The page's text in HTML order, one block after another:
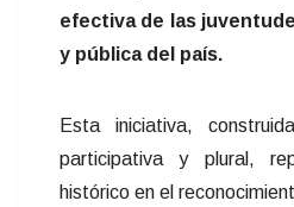
efectiva de las
y pública del país.
Esta iniciativa,
participativa y plural,
histórico en el